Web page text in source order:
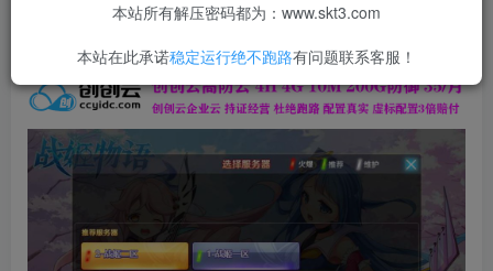
本站所有解压密码都为：www.skt3.com
本站在此承诺稳定运行绝不跑路有问题联系客服！